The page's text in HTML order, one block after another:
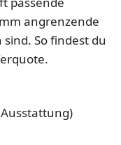
angrenzende
So findest du